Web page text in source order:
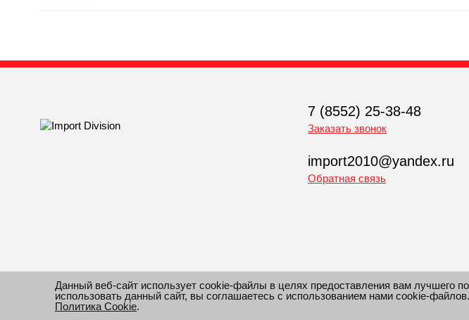
7 (8552) 25-38-48
Заказать звонок
import2010@yandex.ru
Обратная связь
© 2010-2026 Все права защищены Импорт Дивижн. Информация сайта защищена
Данный веб-сайт использует cookie-файлы в целях предоставления вам лучшего
использовать данный сайт, вы соглашаетесь с использованием нами cookie-
Политика Cookie.